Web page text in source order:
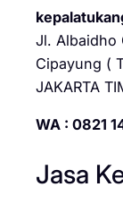
Jl. Albaidho
Cipayung (
JAKARTA
WA : 0821
Jasa